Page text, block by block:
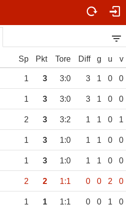
Sp Pkt Tore Diff g u v
1 3 3:0 3 1 0 0
1 3 3:0 3 1 0 0
2 3 3:2 1 1 0 1
1 3 1:0 1 1 0 0
1 3 1:0 1 1 0 0
2 2 1:1 0 0 2 0
1 1 1:1 0 0 1 0